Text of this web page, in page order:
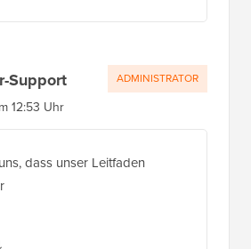
Support
12:53 Uhr
dass unser Leitfaden
ADMINISTRATOR